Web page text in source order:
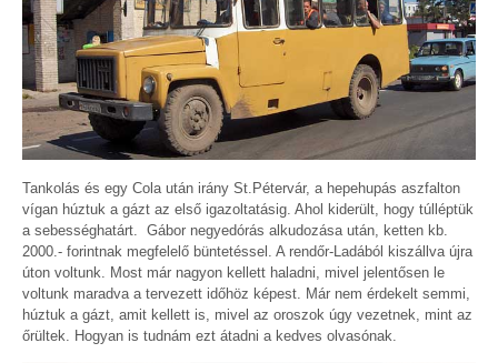
Tankolás és egy Cola után irány St.Pétervár, a hepehupás aszfalton
vígan húztuk a gázt az első igazoltatásig. Ahol kiderült, hogy túlléptük
a sebességhatárt. Gábor negyedórás alkudozása után, ketten kb.
2000.- forintnak megfelelő büntetéssel. A rendőr-Ladából kiszállva újra
úton voltunk. Most már nagyon kellett haladni, mivel jelentősen le
voltunk maradva a tervezett időhöz képest. Már nem érdekelt semmi,
húztuk a gázt, amit kellett is, mivel az oroszok úgy vezetnek, mint az
őrültek. Hogyan is tudnám ezt átadni a kedves olvasónak.